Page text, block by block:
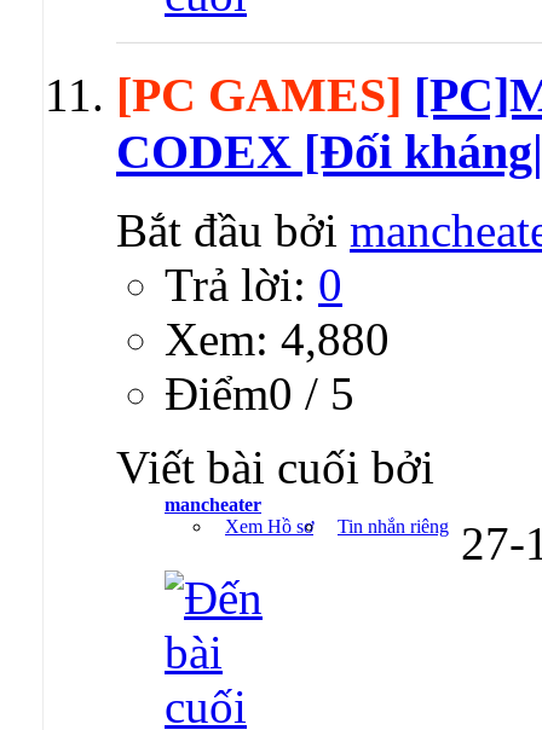
[PC GAMES]
CODEX [Đối
Bắt đầu bởi
Trả lời: 0
Xem: 4,880
Ðiểm0 / 5
Viết bài cuối bởi
mancheater
Xem Hồ sơ
Tin nhắn riêng 27-